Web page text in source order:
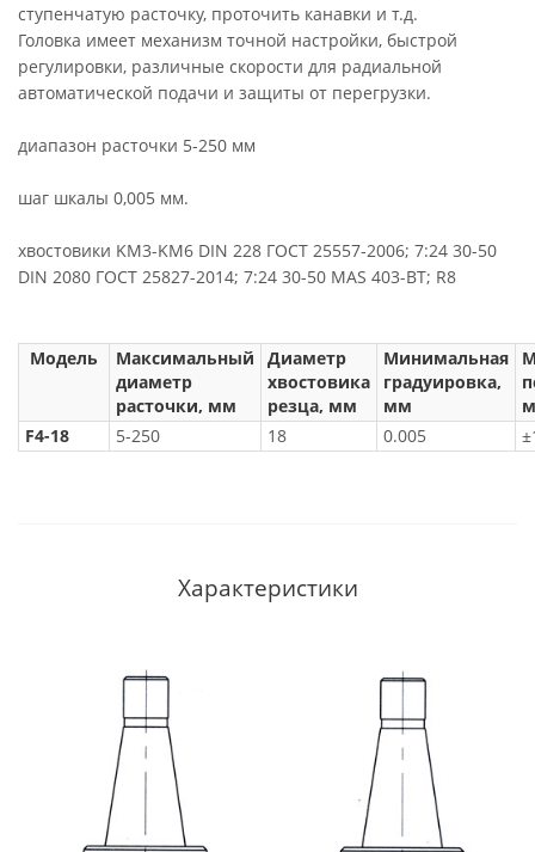
ступенчатую расточку, проточить канавки и т.д.
Головка имеет механизм точной настройки, быстрой
регулировки, различные скорости для радиальной
автоматической подачи и защиты от перегрузки.
диапазон расточки 5-250 мм
шаг шкалы 0,005 мм.
хвостовики KM3-KM6 DIN 228 ГОСТ 25557-2006; 7:24 30-50
DIN 2080 ГОСТ 25827-2014; 7:24 30-50 MAS 403-BT; R8
Модель
Максимальный
диаметр
расточки, мм
Диаметр
хвостовика
резца, мм
Минимальная
градуировка,
мм
F4-18
5-250 18 0.005
Характеристики